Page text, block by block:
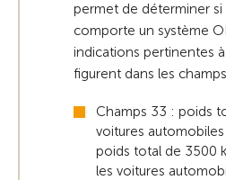
permet de déterminer
comporte un système
indications pertinentes
figurent dans les
Champs 33 : poids
voitures
poids total de 3500
les voitures